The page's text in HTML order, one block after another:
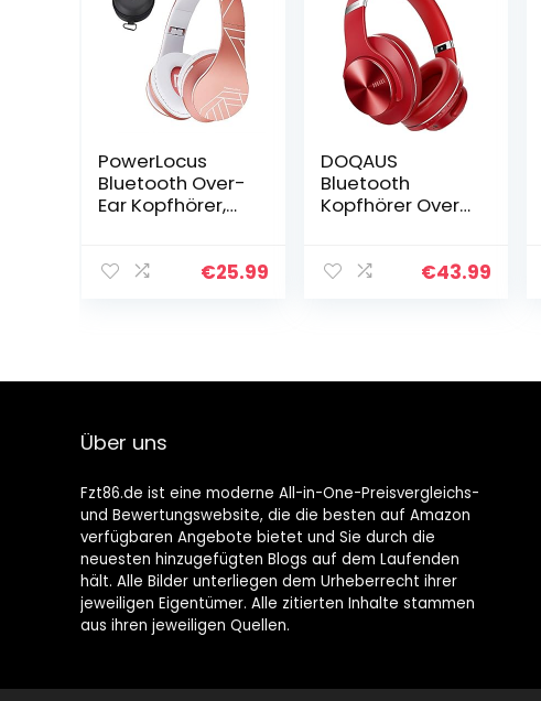
PowerLocus
Bluetooth Over-
Ear Kopfhörer,
Kopfhörer
€25.99
DOQAUS
Bluetooth
Kopfhörer Over
Kopfhörer mit 3
€43.99
Über uns
Fzt86.de ist eine moderne All-in-One-Preisvergleichs-
und Bewertungswebsite, die die besten auf Amazon
verfügbaren Angebote bietet und Sie durch die
neuesten hinzugefügten Blogs auf dem Laufenden
hält. Alle Bilder unterliegen dem Urheberrecht ihrer
jeweiligen Eigentümer. Alle zitierten Inhalte stammen
aus ihren jeweiligen Quellen.